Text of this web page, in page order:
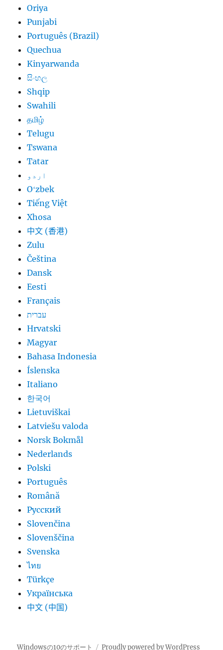
Oriya
Punjabi
Português (Brazil)
Quechua
Kinyarwanda
සිංහල
Shqip
Swahili
தமிழ்
Telugu
Tswana
Tatar
اردو
Oʻzbek
Tiếng Việt
Xhosa
中文 (香港)
Zulu
Čeština
Dansk
Eesti
Français
עברית
Hrvatski
Magyar
Bahasa Indonesia
Íslenska
Italiano
한국어
Lietuviškai
Latviešu valoda
Norsk Bokmål
Nederlands
Polski
Português
Română
Русский
Slovenčina
Slovenščina
Svenska
ไทย
Türkçe
Українська
中文 (中国)
Windowsの10のサポート Proudly powered by WordPress